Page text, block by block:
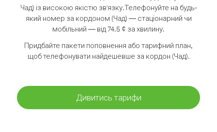
Чад) із високою якістю зв'язку.Телефонуйте на будь-
який номер за кордоном (Чад) — стаціонарний чи
мобільний — від 74.5 ¢ за хвилину.
Придбайте пакети поповнення або тарифний план,
щоб телефонувати найдешевше за кордон (Чад).
Дивитись тарифи